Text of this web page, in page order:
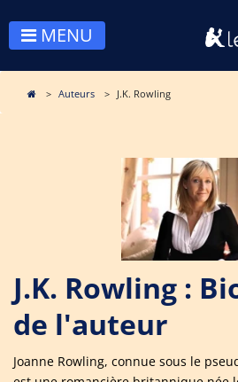
MENU
Auteurs J.K. Rowling
J.K. Rowling :
de l'auteur
Joanne Rowling, connue sous le